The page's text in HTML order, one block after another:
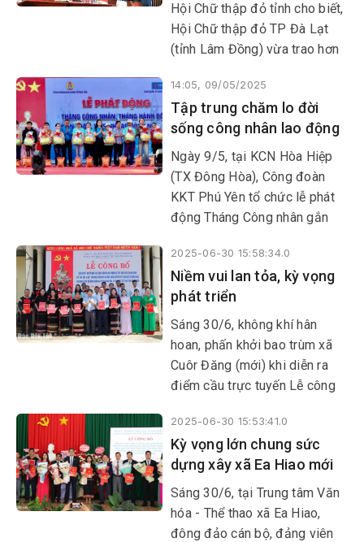
Hội Chữ thập đỏ tỉnh cho biết,
Hội Chữ thập đỏ TP Đà Lạt
(tỉnh Lâm Đồng) vừa trao hơn
An toàn cho ngư dân nghèo,
khó khăn cho Hội Chữ thập đỏ
tỉnh.
14:05, 09/05/2025
Tập trung chăm lo đời
sống công nhân lao động
Ngày 9/5, tại KCN Hòa Hiệp
(TX Đông Hòa), Công đoàn
KKT Phú Yên tổ chức lễ phát
động Tháng Công nhân gắn
sinh An toàn lao động năm
2025. Ông Đặng Ngọc Anh,
Chủ tịch LĐLĐ tỉnh; lãnh đạo
Sở Nội vụ cùng 250 đoàn
viên, công nhân lao động về
tham dự lễ phát động.
2025-06-30 15:58:34.0
Niềm vui lan tỏa, kỳ vọng
phát triển
Sáng 30/6, không khí hân
hoan, phấn khởi bao trùm xã
Cuôr Đăng (mới) khi diễn ra
điểm cầu trực tuyến Lễ công
Trung ương và địa phương về
sáp nhập đơn vị hành chính
cấp tỉnh, cấp xã, kết thúc hoạt
động đơn vị hành chính cấp
huyện, thành lập tổ chức đảng,
chỉ định cấp ủy, HĐND, UBND,
2025-06-30 15:53:41.0
Kỳ vọng lớn chung sức
dựng xây xã Ea Hiao mới
Sáng 30/6, tại Trung tâm Văn
hóa - Thể thao xã Ea Hiao,
đông đảo cán bộ, đảng viên